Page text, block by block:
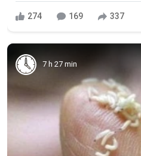
274 169 337
7 h 27 min